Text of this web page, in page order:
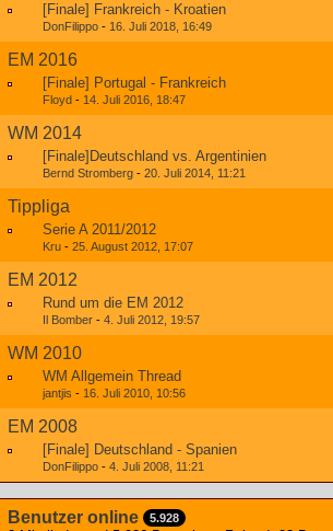
[Finale] Frankreich - Kroatien
DonFilippo - 16. Juli 2018, 16:49
EM 2016
[Finale] Portugal - Frankreich
Floyd - 14. Juli 2016, 18:47
WM 2014
[Finale]Deutschland vs. Argentinien
Bernd Stromberg - 20. Juli 2014, 11:21
Tippliga
Serie A 2011/2012
Kru - 25. August 2012, 17:07
EM 2012
Rund um die EM 2012
Il Bomber - 4. Juli 2012, 19:57
WM 2010
WM Allgemein Thread
jantjis - 16. Juli 2010, 10:56
EM 2008
[Finale] Deutschland - Spanien
DonFilippo - 4. Juli 2008, 11:21
Benutzer online 5.928